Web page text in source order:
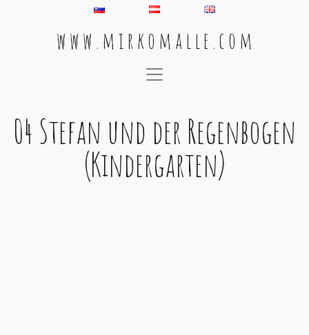
w w w . m i r k o m a l l e . c o m
Main Navigation
04 Stefan und der Regenbogen
(Kindergarten)